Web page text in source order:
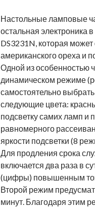
Настольные ламповые
остальная электроника
DS3231N, которая
американского ореха и
Одной из особенностью
динамическом режиме
самостоятельно
следующие цвета:
подсветку самих ламп и
равномерного
яркости подсветки (8
Для продления срока
включается два раза в
(цифры) повышенным
Второй режим
минут. Благодаря этим